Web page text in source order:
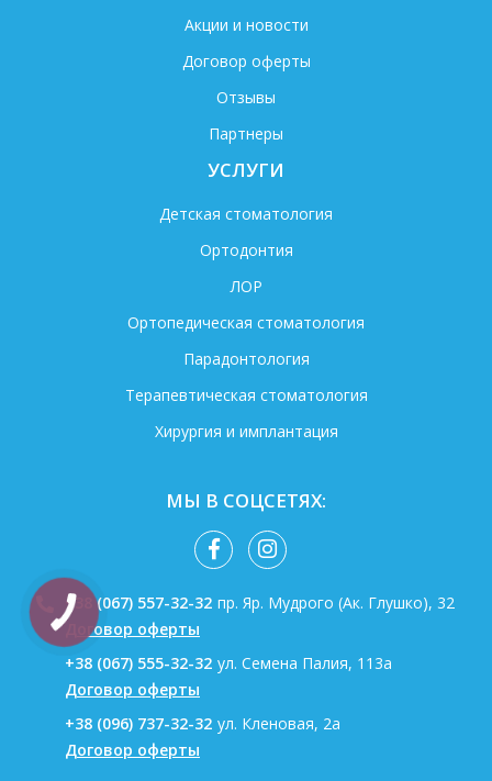
Акции и новости
Договор оферты
Отзывы
Партнеры
УСЛУГИ
Детская стоматология
Ортодонтия
ЛОР
Ортопедическая стоматология
Парадонтология
Терапевтическая стоматология
Хирургия и имплантация
МЫ В СОЦСЕТЯХ:
+38 (067) 557-32-32 пр. Яр. Мудрого (Ак. Глушко), 32
Договор оферты
+38 (067) 555-32-32 ул. Семена Палия, 113а
Договор оферты
+38 (096) 737-32-32 ул. Кленовая, 2а
Договор оферты